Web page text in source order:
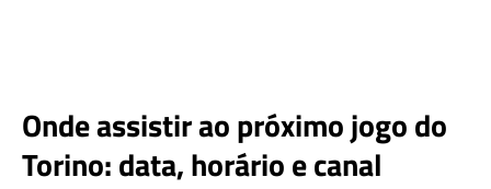
Onde assistir ao próximo jogo do
Torino: data, horário e canal